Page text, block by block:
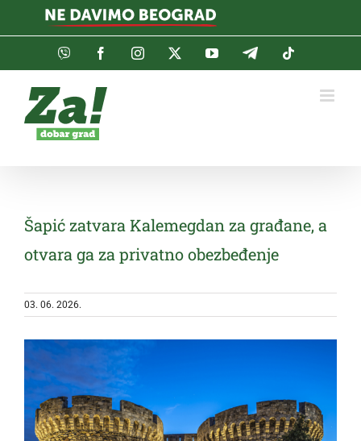
Viber FacebookInstagramTwitterYouTubeTelegram
Šapić zatvara Kalemegdan za građane, a
otvara ga za privatno obezbeđenje
03. 06. 2026.